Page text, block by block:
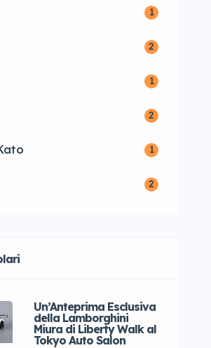
1
2
1
2
1
2
Un’Anteprima Esclusiva
della Lamborghini
Miura di Liberty Walk al
Tokyo Auto Salon